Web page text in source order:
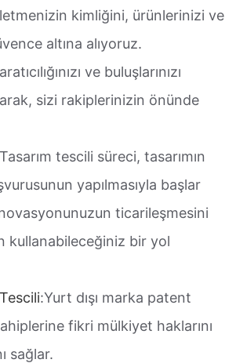
kimliğini, ürünlerinizi ve
altına alıyoruz.
ve buluşlarınızı
sizi rakiplerinizin önünde
Tasarım tescili süreci, tasarımın
yapılmasıyla başlar
ticarileşmesini
kullanabileceğiniz bir yol
:Yurt dışı marka patent
fikri mülkiyet haklarını
sağlar.